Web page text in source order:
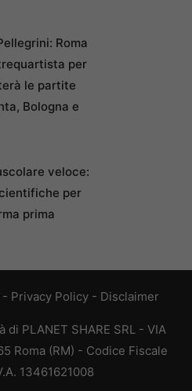
Roma
per
le partite
Bologna e
veloce:
per
prima
- Privacy Policy - Disclaimer
PLANET SHARE SRL - VIA
Roma (RM) - Codice Fiscale
13461621008